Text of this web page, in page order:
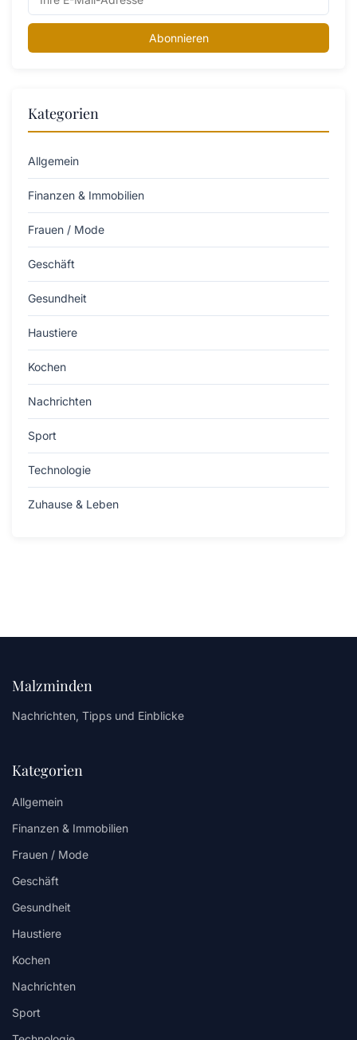
Abonnieren
Kategorien
Allgemein
Finanzen & Immobilien
Frauen / Mode
Geschäft
Gesundheit
Haustiere
Kochen
Nachrichten
Sport
Technologie
Zuhause & Leben
Malzminden
Nachrichten, Tipps und Einblicke
Kategorien
Allgemein
Finanzen & Immobilien
Frauen / Mode
Geschäft
Gesundheit
Haustiere
Kochen
Nachrichten
Sport